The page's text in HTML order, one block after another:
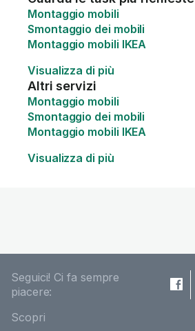
Montaggio mobili
Smontaggio dei mobili
Montaggio mobili IKEA
Visualizza di più
Altri servizi
Montaggio mobili
Smontaggio dei mobili
Montaggio mobili IKEA
Visualizza di più
Seguici! Ci fa sempre
piacere:
Scopri